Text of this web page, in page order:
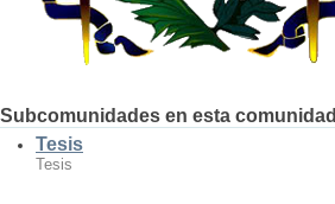
Subcomunidades en esta comunidad
Tesis
Tesis